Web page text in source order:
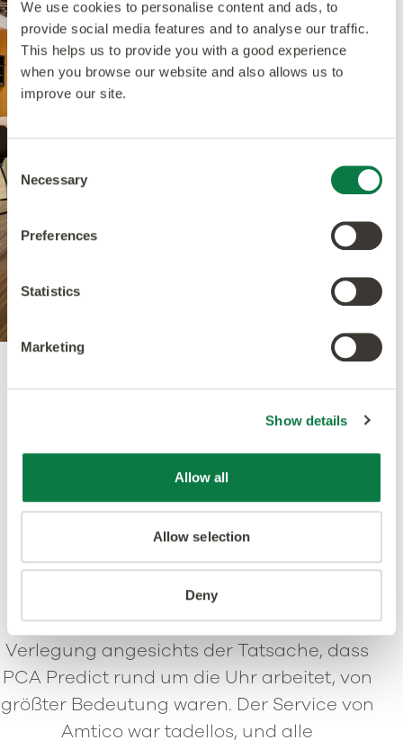
We use cookies to personalise content and ads, to
provide social media features and to analyse our traffic.
This helps us to provide you with a good experience
when you browse our website and also allows us to
improve our site.
Consent
Selection
Necessary
Preferences
Statistics
Marketing
Show details
Allow all
Allow selection
Deny
„Wir wussten, dass Qualität und einfache
Verlegung angesichts der Tatsache, dass
PCA Predict rund um die Uhr arbeitet, von
größter Bedeutung waren. Der Service von
Amtico war tadellos, und alle